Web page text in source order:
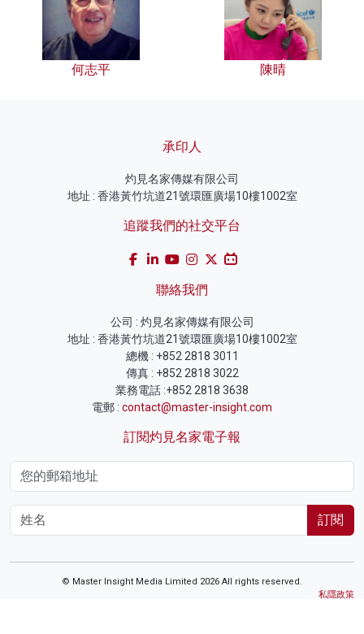
何志平 陳晴
承印人
灼見名家傳媒有限公司
地址 : 香港黃竹坑道21號環匯廣場10樓1002室
追蹤我們的社交平台
聯絡我們
公司 : 灼見名家傳媒有限公司
地址 : 香港黃竹坑道21號環匯廣場10樓1002室
總機 : +852 2818 3011
傳真 : +852 2818 3022
業務電話 :+852 2818 3638
電郵 : contact@master-insight.com
訂閱灼見名家電子報
訂閱
© Master Insight Media Limited 2026 All rights reserved.
私隱政策